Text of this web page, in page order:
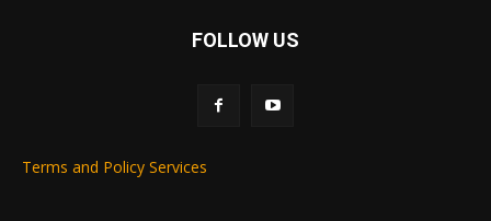
FOLLOW US
Terms and Policy Services